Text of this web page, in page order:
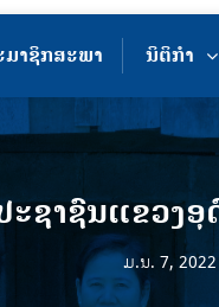
ມາຊິກສະພາ ນິຕິກຳ
ຊາຊົນແຂວງອຸ
ມ.ນ. 7, 2022